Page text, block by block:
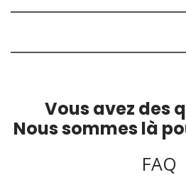
Vous avez des
Nous sommes là
FAQ